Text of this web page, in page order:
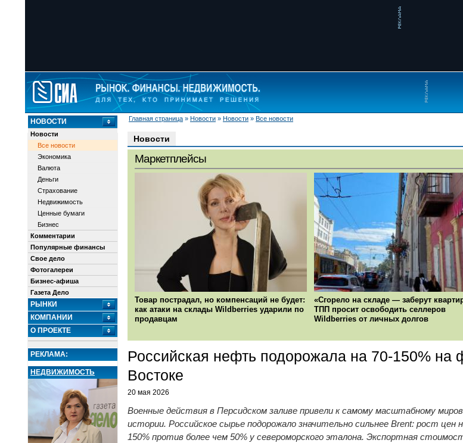
Главная страница » Новости » Новости » Все новости
НОВОСТИ
Новости
Все новости
Экономика
Валюта
Деньги
Страхование
Недвижимость
Ценные бумаги
Бизнес
Комментарии
Популярные финансы
Свое дело
Фотогалереи
Бизнес-афиша
Газета Дело
РЫНКИ
КОМПАНИИ
О ПРОЕКТЕ
РЕКЛАМА:
НЕДВИЖИМОСТЬ
Новости
Маркетплейсы
Товар пострадал, но компенсаций не будет:
как атаки на склады Wildberries ударили по
продавцам
«Сгорело на складе — заберут
ТПП просит освободить селлеров
Wildberries от личных долгов
Российская нефть подорожала на 70-150%
Востоке
20 мая 2026
Военные действия в Персидском заливе привели к самому масштабному
истории. Российское сырье подорожало значительно сильнее Brent: рост
150% против более чем 50% у североморского эталона. Экспортная